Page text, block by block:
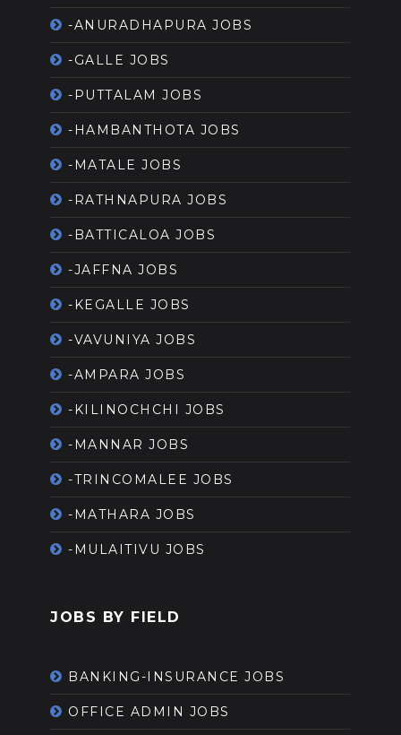
-ANURADHAPURA JOBS
-GALLE JOBS
-PUTTALAM JOBS
-HAMBANTHOTA JOBS
-MATALE JOBS
-RATHNAPURA JOBS
-BATTICALOA JOBS
-JAFFNA JOBS
-KEGALLE JOBS
-VAVUNIYA JOBS
-AMPARA JOBS
-KILINOCHCHI JOBS
-MANNAR JOBS
-TRINCOMALEE JOBS
-MATHARA JOBS
-MULAITIVU JOBS
JOBS BY FIELD
BANKING-INSURANCE JOBS
OFFICE ADMIN JOBS